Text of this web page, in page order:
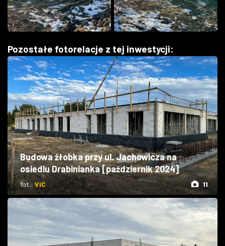
Pozostałe fotorelacje z tej inwestycji:
Budowa żłobka przy ul. Jachowicza na
osiedlu Drabinianka [październik 2024]
fot.:ViC 11